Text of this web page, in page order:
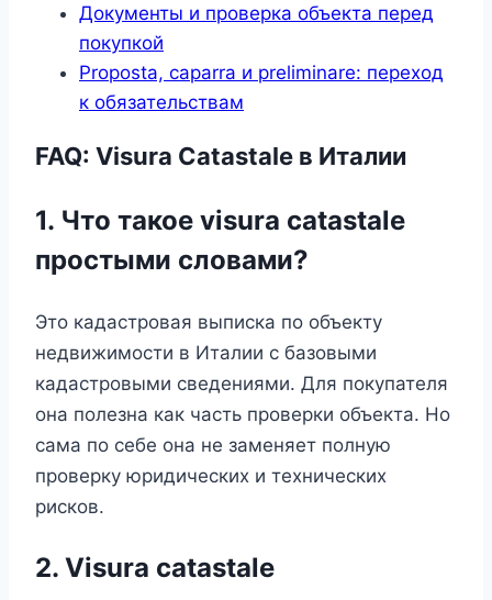
Документы и проверка объекта перед
покупкой
Proposta, caparra и preliminare: переход
к обязательствам
FAQ: Visura Catastale в Италии
1. Что такое visura catastale
простыми словами?
Это кадастровая выписка по объекту
недвижимости в Италии с базовыми
кадастровыми сведениями. Для покупателя
она полезна как часть проверки объекта. Но
сама по себе она не заменяет полную
проверку юридических и технических
рисков.
2. Visura catastale